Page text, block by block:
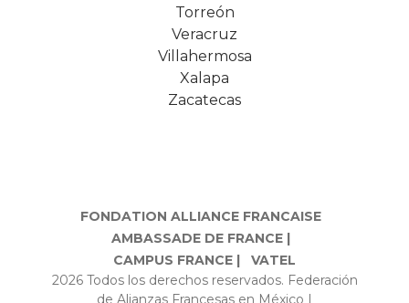
Torreón
Veracruz
Villahermosa
Xalapa
Zacatecas
FONDATION ALLIANCE FRANCAISE
AMBASSADE DE FRANCE |
CAMPUS FRANCE |
VATEL
2026 Todos los derechos reservados. Federación
de Alianzas Francesas en México |